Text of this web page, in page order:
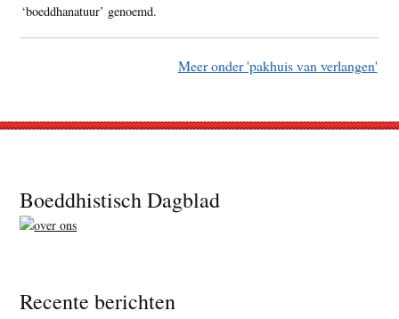
‘boeddhanatuur’ genoemd.
Meer onder 'pakhuis van verlangen'
Footer
Boeddhistisch Dagblad
Recente berichten